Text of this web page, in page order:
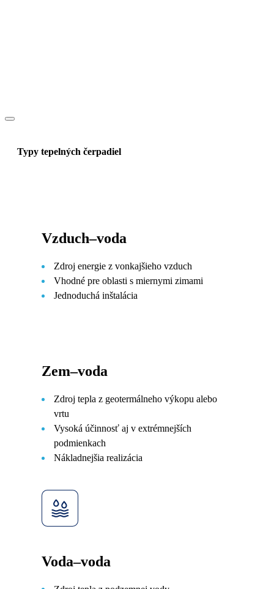
Typy tepelných čerpadiel
Vzduch–voda
Zdroj energie z vonkajšieho vzduch
Vhodné pre oblasti s miernymi zimami
Jednoduchá inštalácia
Zem–voda
Zdroj tepla z geotermálneho výkopu alebo
vrtu
Vysoká účinnosť aj v extrémnejších
podmienkach
Nákladnejšia realizácia
Voda–voda